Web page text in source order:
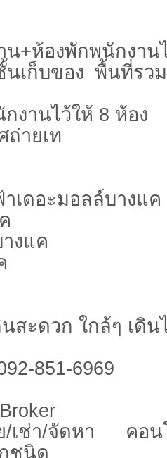
น+ห้องพักพนักงาน
นเก็บของ พื้นที่รว
งานไว้ให้ 8 ห้อง
ถ่ายเท
เดอะมอลล์บางแค
งแค
สะดวก ใกล้ๆ เดิน
851-6969
าย/เช่า/จัดหา
ชนิด